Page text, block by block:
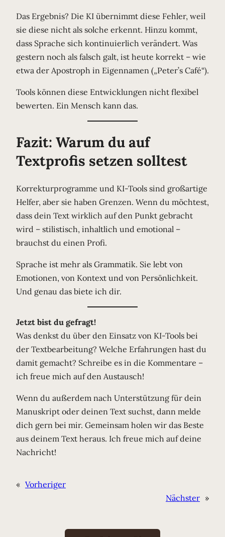
Das Ergebnis? Die KI übernimmt diese Fehler, weil
sie diese nicht als solche erkennt. Hinzu kommt,
dass Sprache sich kontinuierlich verändert. Was
gestern noch als falsch galt, ist heute korrekt – wie
etwa der Apostroph in Eigennamen („Peter’s Café“).
Tools können diese Entwicklungen nicht flexibel
bewerten. Ein Mensch kann das.
Fazit: Warum du auf
Textprofis setzen solltest
Korrekturprogramme und KI-Tools sind großartige
Helfer, aber sie haben Grenzen. Wenn du möchtest,
dass dein Text wirklich auf den Punkt gebracht
wird – stilistisch, inhaltlich und emotional –
brauchst du einen Profi.
Sprache ist mehr als Grammatik. Sie lebt von
Emotionen, von Kontext und von Persönlichkeit.
Und genau das biete ich dir.
Jetzt bist du gefragt!
Was denkst du über den Einsatz von KI-Tools bei
der Textbearbeitung? Welche Erfahrungen hast du
damit gemacht? Schreibe es in die Kommentare –
ich freue mich auf den Austausch!
Wenn du außerdem nach Unterstützung für dein
Manuskript oder deinen Text suchst, dann melde
dich gern bei mir. Gemeinsam holen wir das Beste
aus deinem Text heraus. Ich freue mich auf deine
Nachricht!
« Vorheriger
Nächster »